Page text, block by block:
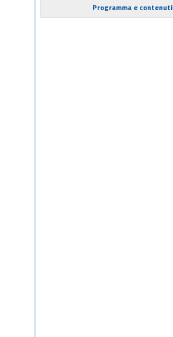
Programma e contenuti